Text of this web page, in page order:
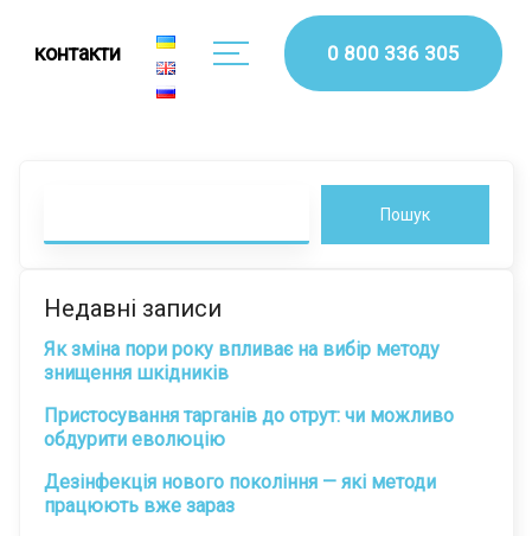
контакти 0 800 336 305
Пошук
Недавні записи
Як зміна пори року впливає на вибір методу
знищення шкідників
Пристосування тарганів до отрут: чи можливо
обдурити еволюцію
Дезінфекція нового покоління — які методи
працюють вже зараз